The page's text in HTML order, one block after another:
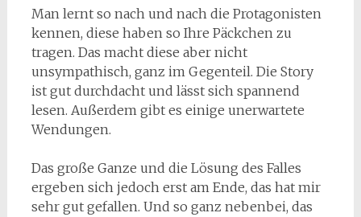
Man lernt so nach und nach die Protagonisten
kennen, diese haben so Ihre Päckchen zu
tragen. Das macht diese aber nicht
unsympathisch, ganz im Gegenteil. Die Story
ist gut durchdacht und lässt sich spannend
lesen. Außerdem gibt es einige unerwartete
Wendungen.
Das große Ganze und die Lösung des Falles
ergeben sich jedoch erst am Ende, das hat mir
sehr gut gefallen. Und so ganz nebenbei, das